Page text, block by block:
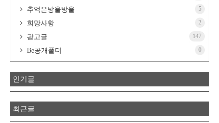
추억은방울방울 5
희망사항 2
광고글 147
Be공개폴더 0
인기글
최근글